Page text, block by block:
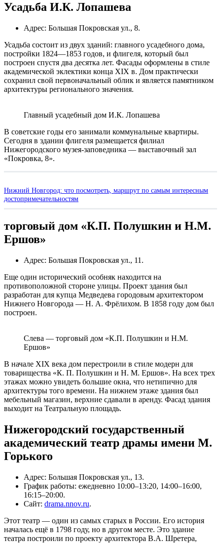
Усадьба И.К. Лопашева
Адрес: Большая Покровская ул., 8.
Усадьба состоит из двух зданий: главного усадебного дома,
постройки 1824—1853 годов, и флигеля, который был
построен спустя два десятка лет. Фасады оформлены в стиле
академической эклектики конца XIX в. Дом практически
сохранил свой первоначальный облик и является памятником
архитектуры регионального значения.
Главный усадебный дом И.К. Лопашева
В советские годы его занимали коммунальные квартиры.
Сегодня в здании флигеля размещается филиал
Нижегородского музея-заповедника — выставочный зал
«Покровка, 8».
Нижний Новгород: что посмотреть, маршрут по самым интересным
достопримечательностям
торговый дом «К.П. Полушкин и Н.М.
Ершов»
Адрес: Большая Покровская ул., 11.
Еще один исторический особняк находится на
противоположной стороне улицы. Проект здания был
разработан для купца Медведева городовым архитектором
Нижнего Новгорода — Н. А. Фрёлихом. В 1858 году дом был
построен.
Слева — торговый дом «К.П. Полушкин и Н.М.
Ершов»
В начале XIX века дом перестроили в стиле модерн для
товарищества «К. П. Полушкин и Н. М. Ершов». На всех трех
этажах можно увидеть большие окна, что нетипично для
архитектуры того времени. На нижнем этаже здания был
мебельный магазин, верхние сдавали в аренду. Фасад здания
выходит на Театральную площадь.
Нижегородский государственный
академический театр драмы имени М.
Горького
Адрес: Большая Покровская ул., 13.
График работы: ежедневно 10:00–13:20, 14:00–16:00,
16:15–20:00.
Сайт: drama.nnov.ru.
Этот театр — один из самых старых в России. Его история
началась ещё в 1798 году, но в другом месте. Это здание
театра построили по проекту архитектора В.А. Шретера,